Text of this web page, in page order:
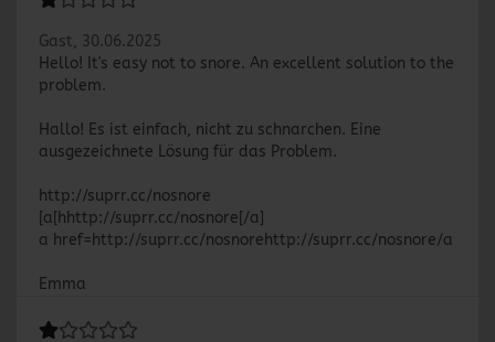
Gast, 30.06.2025
Hello! It's easy not to snore. An excellent solution to the
problem.
Hallo! Es ist einfach, nicht zu schnarchen. Eine
ausgezeichnete Lösung für das Problem.
http://suprr.cc/nosnore
[a[hhttp://suprr.cc/nosnore[/a]
a href=http://suprr.cc/nosnorehttp://suprr.cc/nosnore/a
Emma